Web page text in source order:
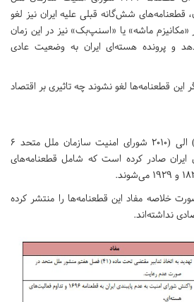
شش‌گانه قبلی علیه ایران نیز لغو
ماشه» یا «اسنپ‌بک» نیز در این زمان
و پرونده هسته‌ای ایران به وضعیت عادی
قطعنامه‌ها لغو نشوند چه تاثیری بر اقتصاد
از سال ۱۳۸۵ تا ۱۳۸۹ ۲۰۰۶) الی (۲۰۱۰ شورای امنیت سازمان ملل متحد ۶
ایران صادر کرده است که شامل قطعنامه‌های
خلاصه مفاد این قطعنامه‌ها را منتشر کرده
نداشته‌اند.